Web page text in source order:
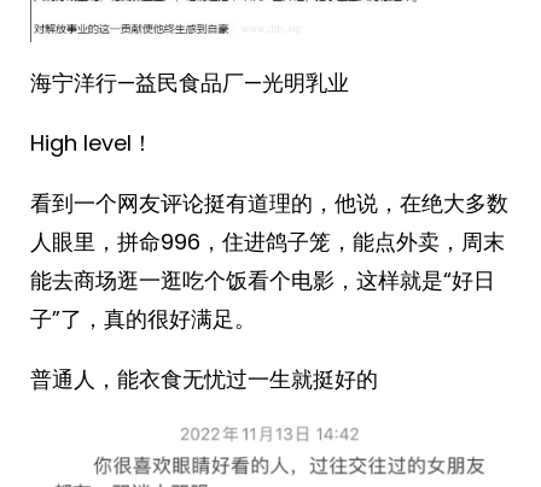
海宁洋行—益民食品厂—光明乳业
High level！
看到一个网友评论挺有道理的，他说，在绝大多数
人眼里，拼命996，住进鸽子笼，能点外卖，周末
能去商场逛一逛吃个饭看个电影，这样就是“好日
子”了，真的很好满足。 ​​​
普通人，能衣食无忧过一生就挺好的